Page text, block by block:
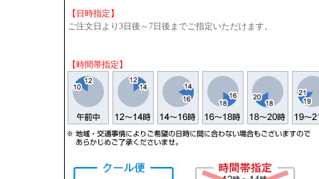
【日時指定】
ご注文日より3日後～7日後までご指定いただけます。
【時間帯指定】